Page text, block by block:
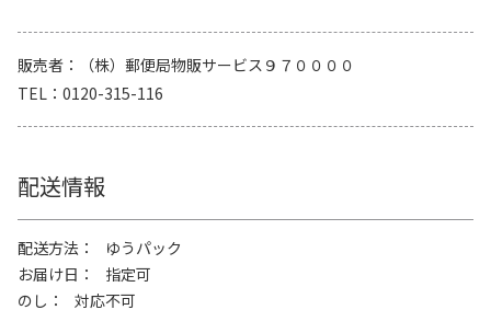
販売者
（株）郵便局物販サービス９７００００
TEL
0120-315-116
配送情報
配送方法
ゆうパック
お届け日
指定可
のし
対応不可